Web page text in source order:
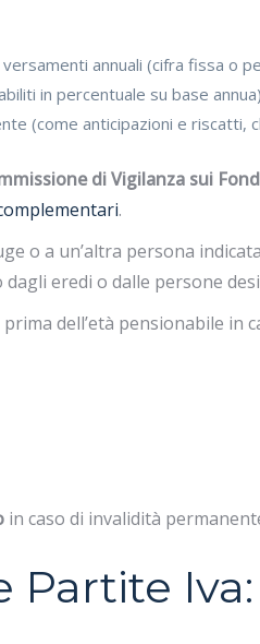
annuali (cifra fissa o
in percentuale su base
(come anticipazioni e riscatti,
di Vigilanza sui
.
o a un’altra persona
eredi o dalle persone
dell’età pensionabile in
in caso di invalidità
Partite Iva: